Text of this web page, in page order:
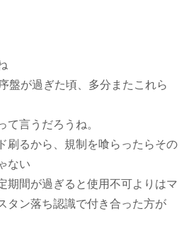
盤が過ぎた頃、多分またこれら
て言うだろうね。
刷るから、規制を喰らったらその
ない
期間が過ぎると使用不可よりはマ
タン落ち認識で付き合った方が